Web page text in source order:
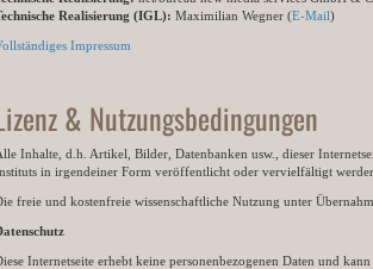
Realisierung (IGL): Maximilian Wegner (E-Mail)
Impressum
& Nutzungsbedingungen
Inhalte, d.h. Artikel, Bilder, Datenbanken usw., dieser
in irgendeiner Form veröffentlicht oder vervielfältigt
freie und kostenfreie wissenschaftliche Nutzung unter
Internetseite erhebt keine personenbezogenen Daten und